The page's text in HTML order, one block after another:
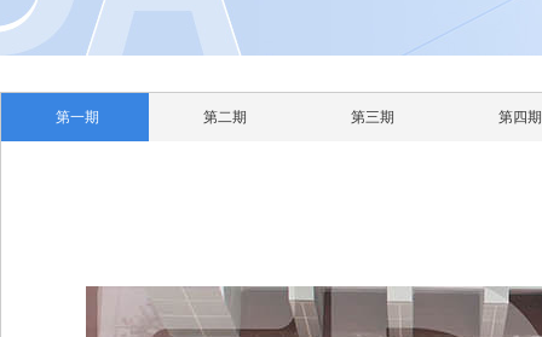
第一期 第二期 第三期 第四期